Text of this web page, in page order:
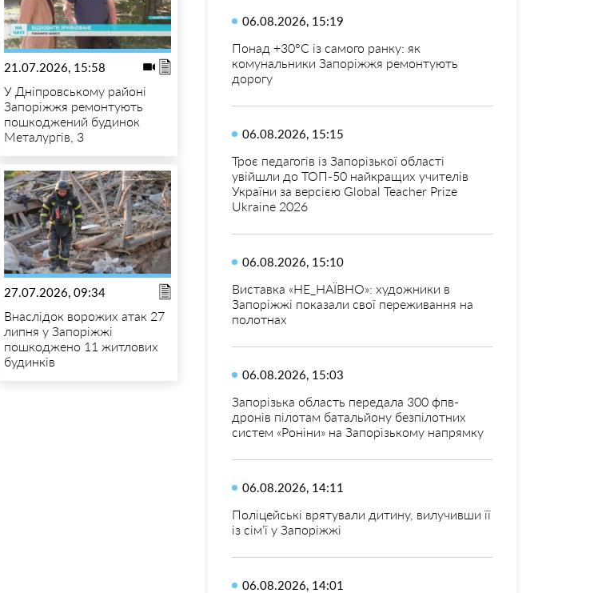
21.07.2026, 15:58
У Дніпровському районі
Запоріжжя ремонтують
пошкоджений будинок
Металургів, 3
27.07.2026, 09:34
Внаслідок ворожих атак 27
липня у Запоріжжі
пошкоджено 11 житлових
будинків
06.08.2026, 15:19
Понад +30°C із самого ранку: як
комунальники Запоріжжя ремонтують
дорогу
06.08.2026, 15:15
Троє педагогів із Запорізької області
увійшли до ТОП-50 найкращих учителів
України за версією Global Teacher Prize
Ukraine 2026
06.08.2026, 15:10
Виставка «НЕ_НАЇВНО»: художники в
Запоріжжі показали свої переживання на
полотнах
06.08.2026, 15:03
Запорізька область передала 300 фпв-
дронів пілотам батальйону безпілотних
систем «Роніни» на Запорізькому напрямку
06.08.2026, 14:11
Поліцейські врятували дитину, вилучивши її
із сім’ї у Запоріжжі
06.08.2026, 14:01